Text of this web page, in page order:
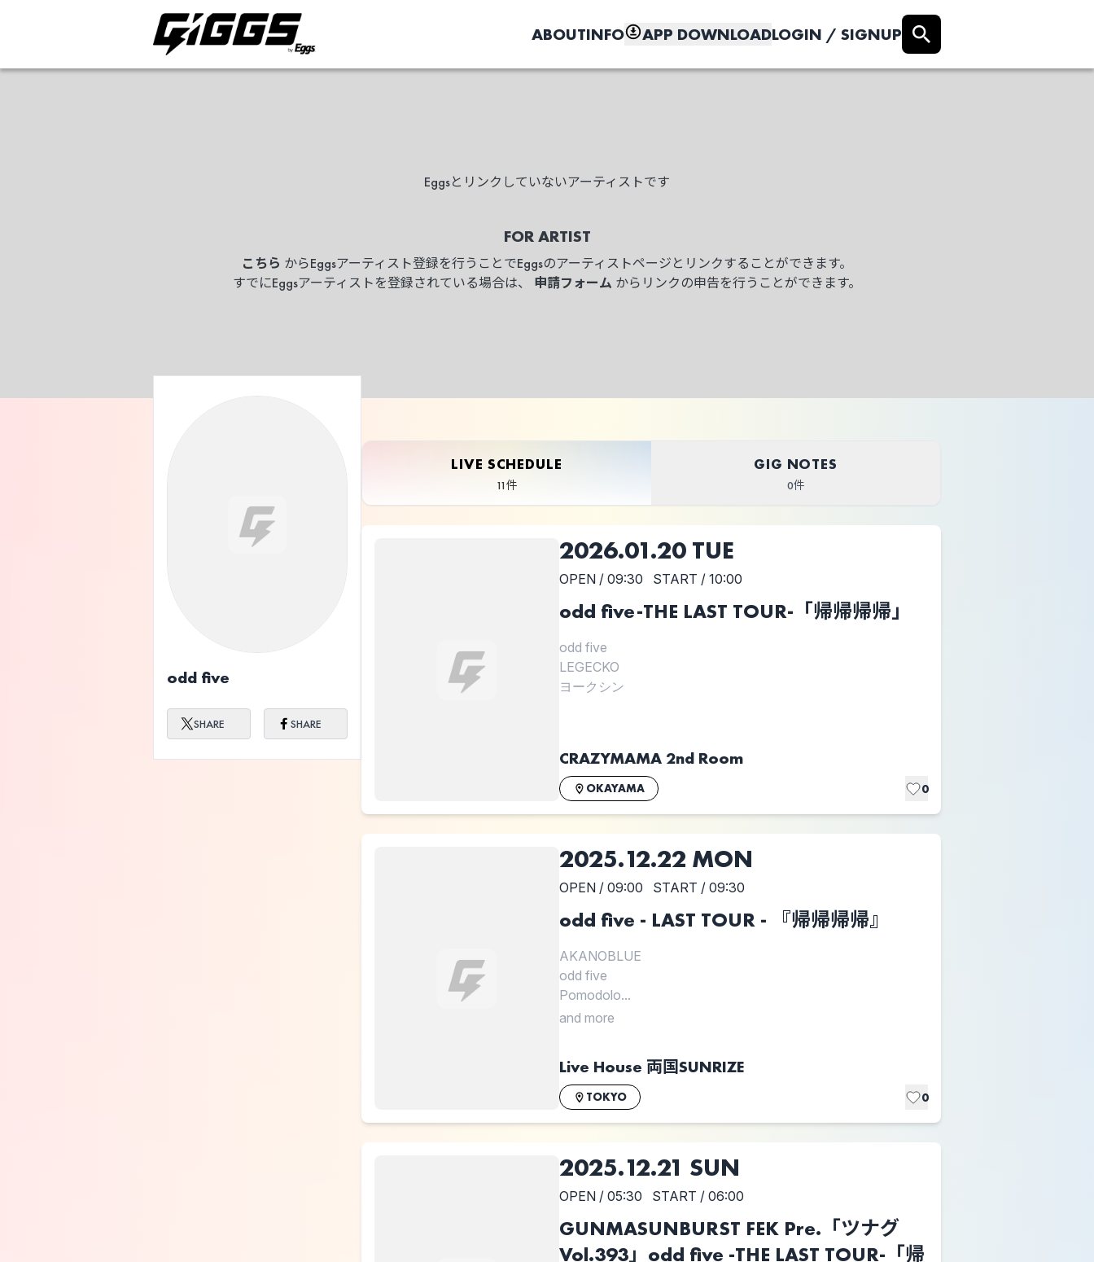
ABOUTINFO APP DOWNLOADLOGIN / SIGNUP
Eggsとリンクしていないアーティストです
FOR ARTIST
こちら からEggsアーティスト登録を行うことでEggsのアーティストページとリンクすることができます。
すでにEggsアーティストを登録されている場合は、 申請フォーム からリンクの申告を行うことができます。
odd five
SHARE SHARE
LIVE SCHEDULE
11件
GIG NOTES
0件
2026.01.20 TUE
OPEN / 09:30 START / 10:00
odd five-THE LAST TOUR-「帰帰帰帰」
odd five
LEGECKO
ヨークシン
CRAZYMAMA 2nd Room
OKAYAMA 0
2025.12.22 MON
OPEN / 09:00 START / 09:30
odd five - LAST TOUR - 『帰帰帰帰』
AKANOBLUE
odd five
Pomodolo...
and more
Live House 両国SUNRIZE
TOKYO 0
2025.12.21 SUN
OPEN / 05:30 START / 06:00
GUNMASUNBURST FEK Pre.「ツナグ
Vol.393」odd five -THE LAST TOUR-「帰